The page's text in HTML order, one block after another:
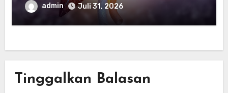
admin Juli 31, 2026
Tinggalkan Balasan